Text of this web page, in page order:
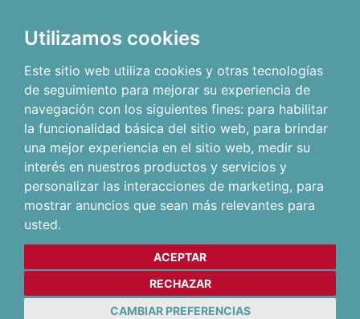
Utilizamos cookies
Este sitio web utiliza cookies y otras tecnologías
de seguimiento para mejorar su experiencia de
navegación con los siguientes fines: para habilitar
la funcionalidad básica del sitio web, para brindar
una mejor experiencia en el sitio web, medir su
interés en nuestros productos y servicios y
personalizar las interacciones de marketing, para
mostrar anuncios que sean más relevantes para
usted.
ACEPTAR
RECHAZAR
CAMBIAR PREFERENCIAS